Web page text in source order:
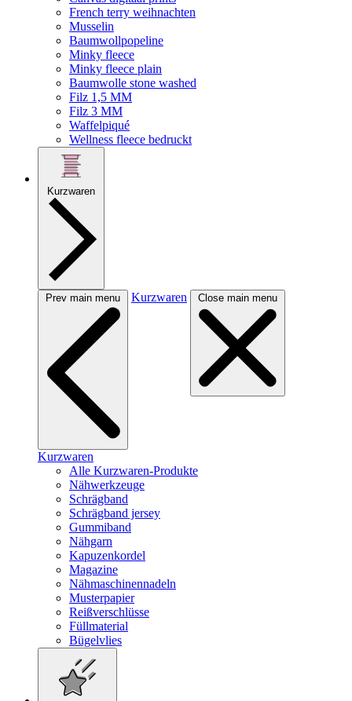
French terry weihnachten
Musselin
Baumwollpopeline
Minky fleece
Minky fleece plain
Baumwolle stone washed
Filz 1,5 MM
Filz 3 MM
Waffelpiqué
Wellness fleece bedruckt
Kurzwaren
Prev main menu Kurzwaren Close main menu
Kurzwaren
Alle Kurzwaren-Produkte
Nähwerkzeuge
Schrägband
Schrägband jersey
Gummiband
Nähgarn
Kapuzenkordel
Magazine
Nähmaschinennadeln
Musterpapier
Reißverschlüsse
Füllmaterial
Bügelvlies